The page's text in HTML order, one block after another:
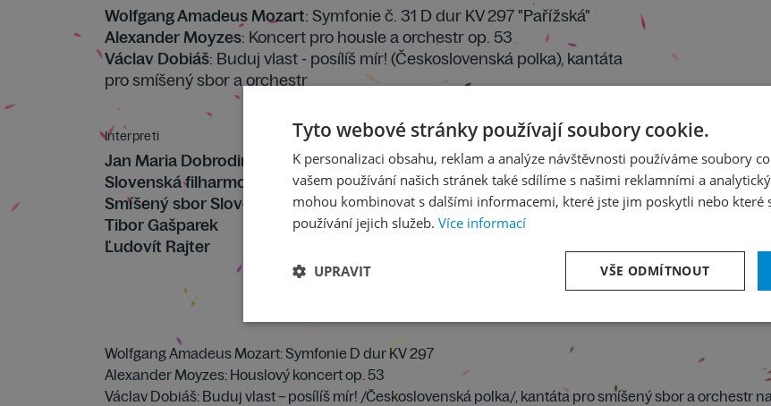
Wolfgang Amadeus Mozart: Symfonie č. 31 D dur KV 297 "Pařížská"
Alexander Moyzes: Koncert pro housle a orchestr op. 53
Václav Dobiáš: Buduj vlast - posílíš mír! (Československá polka), kantáta
pro smíšený sbor a orchestr
Interpreti
Jan Maria Dobrodinský
Slovenská filharmonie
Smíšený sbor Slovenské filharmonie
Tibor Gašparek
Ľudovít Rajter
Wolfgang Amadeus Mozart: Symfonie D dur KV 297
Alexander Moyzes: Houslový koncert op. 53
Václav Dobiáš: Buduj vlast – posílíš mír! /Československá polka/, kantáta pro smíšený sbor a orchestr
Tyto webové stránky používají soubory cookie.
K personalizaci obsahu, reklam a analýze návštěvnosti používáme soubory
vašem používání našich stránek také sdílíme s našimi reklamními a
mohou kombinovat s dalšími informacemi, které jste jim poskytli nebo které
používání jejich služeb. Více informací
VŠE ODMÍTNOUT
UPRAVIT